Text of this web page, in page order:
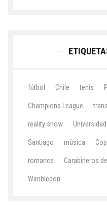
fútbol Chile tenis
Champions League
reality show
Santiago música
romance Carabineros
Wimbledon